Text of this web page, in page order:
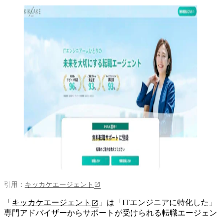
引用： キッカケエージェント
「 キッカケエージェント
」は「ITエンジニアに特化した」
専門アドバイザーからサポートが受けられる転職エージェン